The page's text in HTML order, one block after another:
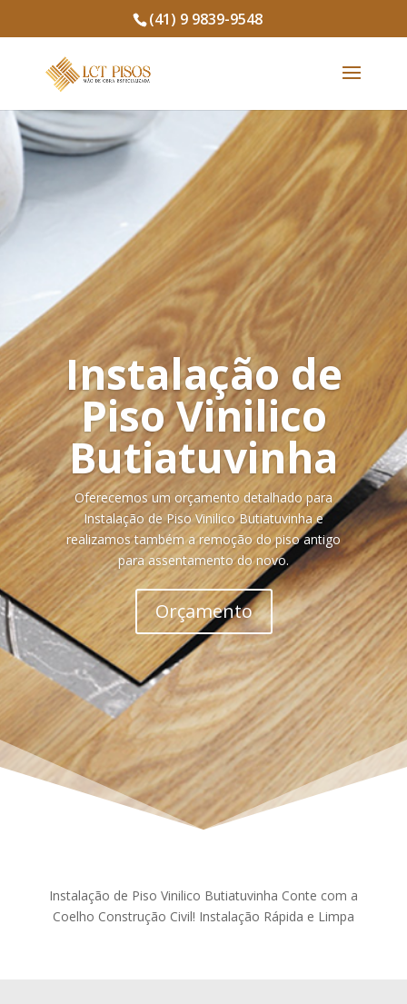
(41) 9 9839-9548
Instalação de
Piso Vinilico
Butiatuvinha
Oferecemos um orçamento detalhado para
Instalação de Piso Vinilico Butiatuvinha e
realizamos também a remoção do piso antigo
para assentamento do novo.
Orçamento
Instalação de Piso Vinilico Butiatuvinha Conte com a
Coelho Construção Civil! Instalação Rápida e Limpa